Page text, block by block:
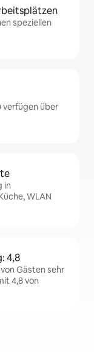
speziellen
verfügen über
in
WLAN
4,8
Gästen sehr
4,8 von